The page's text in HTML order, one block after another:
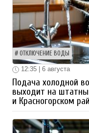
ОТКЛЮЧЕНИЕ ВОДЫ
12:35 | 6 августа
Подача холодной
выходит на
и Красногорском